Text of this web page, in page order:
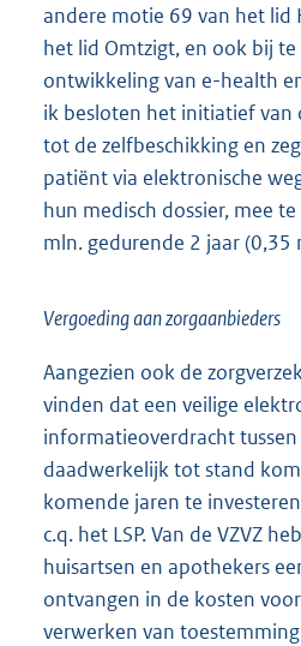
andere motie 69 van het lid
het lid Omtzigt, en ook bij
ontwikkeling van e-health
ik besloten het initiatief van
tot de zelfbeschikking en
patiënt via elektronische
hun medisch dossier, mee
mln. gedurende 2 jaar (0,35
Vergoeding aan zorgaanbieders
Aangezien ook de
vinden dat een veilige
informatieoverdracht
daadwerkelijk tot stand
komende jaren te
c.q. het LSP. Van de VZVZ
huisartsen en apothekers
ontvangen in de kosten
verwerken van